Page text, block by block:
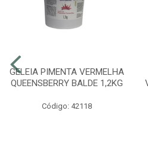
GELEIA PIMENTA VERMELHA
QUEENSBERRY BALDE 1,2KG
Código: 42118